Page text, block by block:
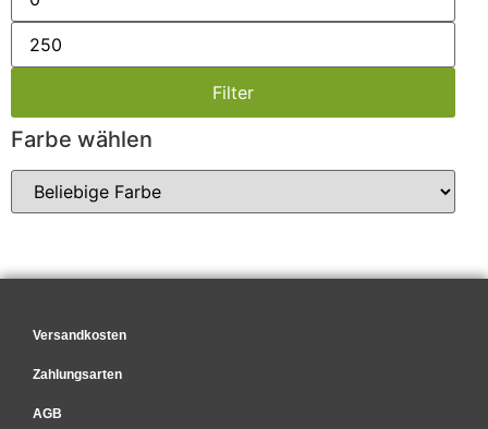
Filter
Farbe wählen
Versandkosten
Zahlungsarten
AGB